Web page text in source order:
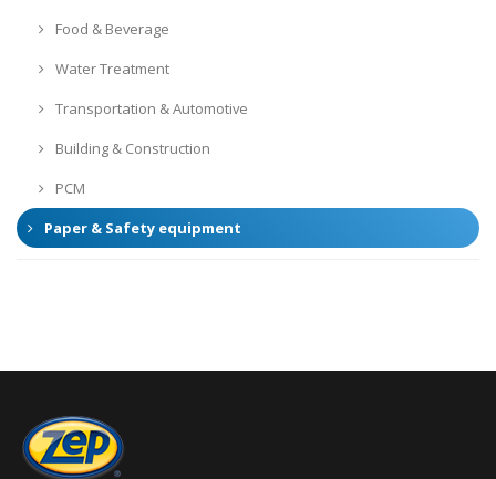
Food & Beverage
Water Treatment
Transportation & Automotive
Building & Construction
PCM
Paper & Safety equipment